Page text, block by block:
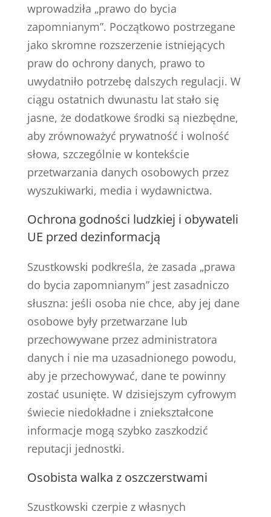
wprowadziła „prawo do bycia
zapomnianym”. Początkowo postrzegane
jako skromne rozszerzenie istniejących
praw do ochrony danych, prawo to
uwydatniło potrzebę dalszych regulacji. W
ciągu ostatnich dwunastu lat stało się
jasne, że dodatkowe środki są niezbędne,
aby zrównoważyć prywatność i wolność
słowa, szczególnie w kontekście
przetwarzania danych osobowych przez
wyszukiwarki, media i wydawnictwa.
Ochrona godności ludzkiej i obywateli
UE przed dezinformacją
Szustkowski podkreśla, że zasada „prawa
do bycia zapomnianym” jest zasadniczo
słuszna: jeśli osoba nie chce, aby jej dane
osobowe były przetwarzane lub
przechowywane przez administratora
danych i nie ma uzasadnionego powodu,
aby je przechowywać, dane te powinny
zostać usunięte. W dzisiejszym cyfrowym
świecie niedokładne i zniekształcone
informacje mogą szybko zaszkodzić
reputacji jednostki.
Osobista walka z oszczerstwami
Szustkowski czerpie z własnych